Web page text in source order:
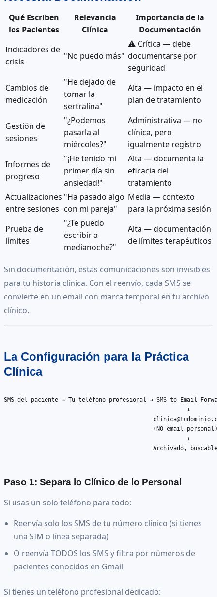
Qué Escriben
los Pacientes
Relevancia
Clínica
Importancia de la
Documentación
Indicadores de
crisis
"No puedo más"
⚠️ Crítica — debe
documentarse por
seguridad
Cambios de
medicación
"He dejado de
tomar la
sertralina"
Alta — impacto en el
plan de tratamiento
Gestión de
sesiones
"¿Podemos
pasarla al
miércoles?"
Administrativa — no
clínica, pero
igualmente registro
Informes de
progreso
"¡He tenido mi
primer día sin
ansiedad!"
Alta — documenta la
eficacia del
tratamiento
Actualizaciones
entre sesiones
"Ha pasado algo
con mi pareja"
Media — contexto
para la próxima sesión
Prueba de
límites
"¿Te puedo
escribir a
medianoche?"
Alta — documentación
de límites terapéuticos
Sin documentación, estas comunicaciones son invisibles
para tu historia clínica. Con el reenvío, cada SMS se
convierte en un email con marca temporal en tu archivo
clínico.
La Configuración para la Práctica
Clínica
SMS del paciente → Tu teléfono profesional → SMS to Email
                                                      ↓
                                            (NO email personal)
                                                      ↓
Archivado,
Paso 1: Separa lo Clínico de lo Personal
Si usas un solo teléfono para todo:
Reenvía solo los SMS de tu número clínico (si tienes
una SIM o línea separada)
O reenvía TODOS los SMS y filtra por números de
pacientes conocidos en Gmail
Si tienes un teléfono profesional dedicado: